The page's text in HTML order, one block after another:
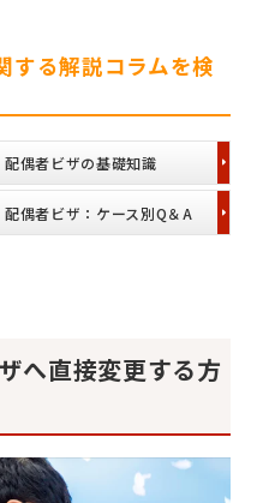
する解説コラムを検
配偶者ビザの基礎知識
配偶者ビザ：ケース別Q＆A
へ直接変更する方